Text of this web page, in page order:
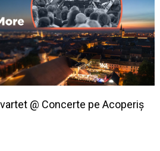
@ Concerte pe Acoperiș